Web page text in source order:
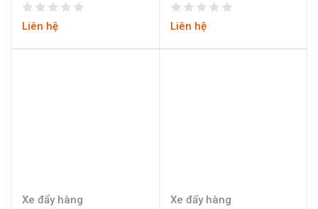
Liên hệ Liên hệ
Xe đẩy hàng Xe đẩy hàng